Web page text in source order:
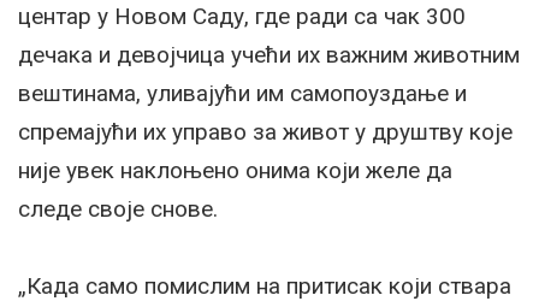
центар у Новом Саду, где ради са чак 300
дечака и девојчица учећи их важним животним
вештинама, уливајући им самопоуздање и
спремајући их управо за живот у друштву које
није увек наклоњено онима који желе да
следе своје снове.
„Када само помислим на притисак који ствара